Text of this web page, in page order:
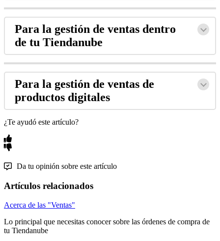
Para la gestión de ventas dentro
de tu Tiendanube
Para la gestión de ventas de
productos digitales
¿Te ayudó este artículo?
Da tu opinión sobre este artículo
Artículos relacionados
Acerca de las "Ventas"
Lo principal que necesitas conocer sobre las órdenes de compra de
tu Tiendanube